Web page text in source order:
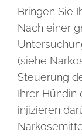
Bringen Sie
Nach einer
(siehe
Steuerung
Ihrer Hündin
injizieren